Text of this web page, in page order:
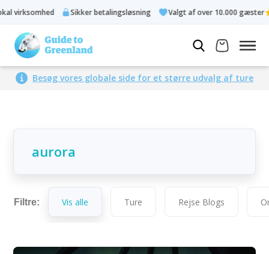
Sikker betalingsløsning Valgt af over 10.000 gæster
Besøg vores globale side for et større udvalg af ture
Filtre: Vis alle Ture Rejse Blogs